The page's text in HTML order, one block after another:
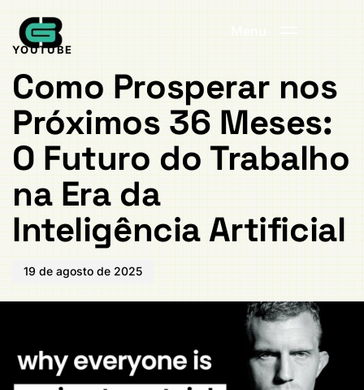
Menu
EM:
YOUTUBE
Como Prosperar nos
Próximos 36 Meses:
O Futuro do Trabalho
na Era da
Inteligência Artificial
em:
19 de agosto de 2025